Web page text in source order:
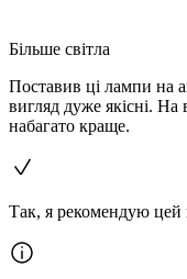
Більше світла
Поставив ці лампи на
вигляд дуже якісні. На
набагато краще.
Так, я рекомендую цей